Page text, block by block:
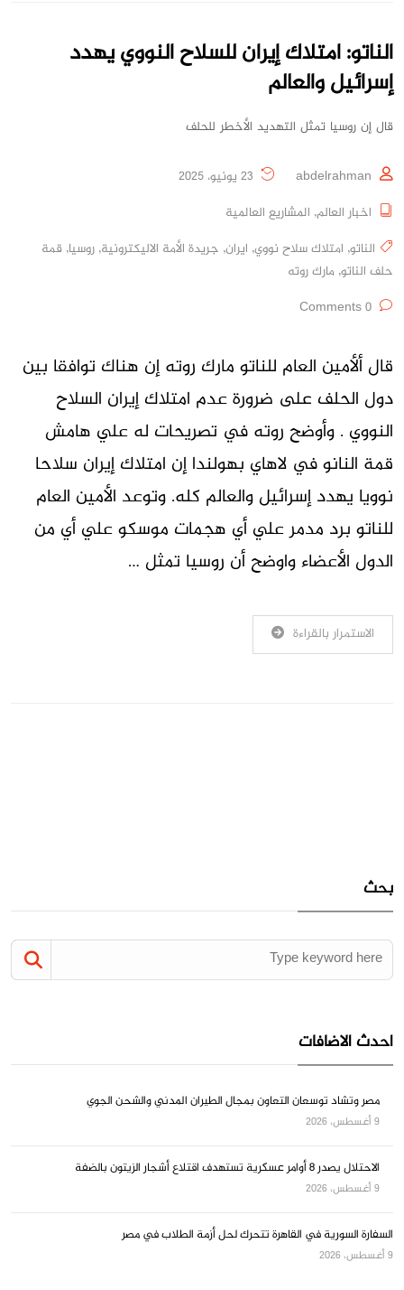
الناتو: امتلاك إيران للسلاح النووي يهدد
إسرائيل والعالم
قال إن روسيا تمثل التهديد الأخطر للحلف
abdelrahman
اخبار العالم, المشاريع العالمية
الناتو, امتلاك سلاح نووي, ايران, جريدة الأمة الاليكترونية, روسيا, قمة
حلف الناتو, مارك روته
قال ألأمين العام للناتو مارك روته إن هناك توافقا بين
دول الحلف على ضرورة عدم امتلاك إيران السلاح
النووي . وأوضح روته في تصريحات له علي هامش
قمة النانو في لاهاي بهولندا إن امتلاك إيران سلاحا
نوويا يهدد إسرائيل والعالم كله. وتوعد الأمين العام
للناتو برد مدمر علي أي هجمات موسكو علي أي من
الدول الأعضاء واوضح أن روسيا تمثل …
الاستمرار بالقراءة
بحث
احدث الاضافات
مصر وتشاد توسعان التعاون بمجال الطيران المدني والشحن الجوي
9 أغسطس، 2026
الاحتلال يصدر 8 أوامر عسكرية تستهدف اقتلاع أشجار الزيتون بالضفة
9 أغسطس، 2026
السفارة السورية في القاهرة تتحرك لحل أزمة الطلاب في مصر
9 أغسطس، 2026